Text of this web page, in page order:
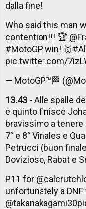
dalla fine!
Who said this man
contention!!! 🏆
#MotoGP win! 🥇
pic.twitter.com/
— MotoGP™🏁
13.43 - Alle spalle
e quinto finisce
bravissimo a tenere
7° e 8° Vinales e
Petrucci (buon
Dovizioso, Rabat e
P11 for
unfortunately a DNF
@takanakagami30